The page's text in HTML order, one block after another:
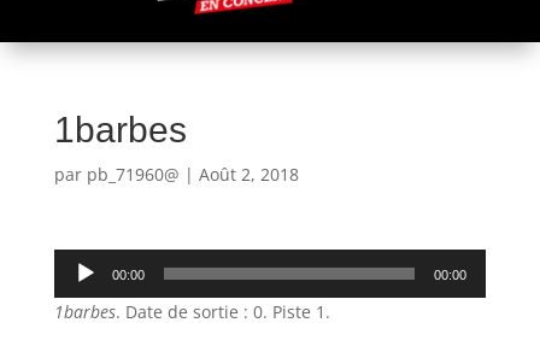
1barbes
par pb_71960@ | Août 2, 2018
Lecteur
audio
00:00 00:00
1barbes. Date de sortie : 0. Piste 1.